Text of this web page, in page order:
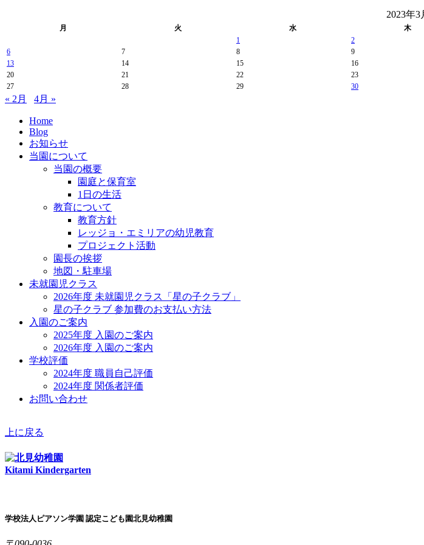
2023年3
月 火 水 木
1
2
6
7 8 9
13
14 15 16
20
21 22 23
27
28 29 30
« 2月 4月 »
Home
Blog
お知らせ
当園について
当園の概要
園庭と保育室
1日の生活
教育について
教育方針
レッジョ・エミリアの幼児教育
プロジェクト活動
園長の挨拶
地図・駐車場
未就園児クラス
2026年度 未就園児クラス「星の子クラブ」
星の子クラブ 参加費のお支払い方法
入園のご案内
2025年度 入園のご案内
2026年度 入園のご案内
学校評価
2024年度 職員自己評価
2024年度 関係者評価
お問い合わせ
上に戻る
Kitami Kindergarten
学校法人ピアソン学園 認定こども園北見幼稚園